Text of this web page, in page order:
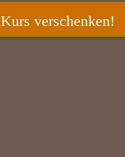
Kurs verschenken!